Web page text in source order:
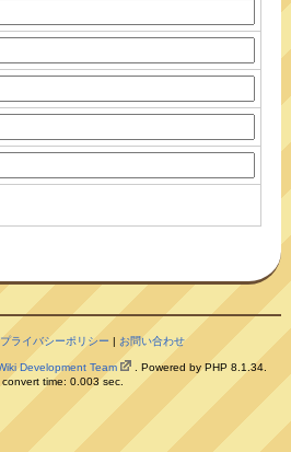
プライバシーポリシー | お問い合わせ
Development Team
. Powered by PHP 8.1.34.
convert time: 0.003 sec.